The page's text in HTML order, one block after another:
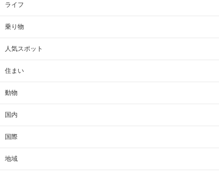
ライフ
乗り物
人気スポット
住まい
動物
国内
国際
地域